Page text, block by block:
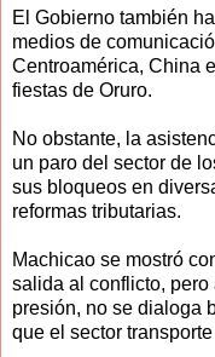
El Gobierno también
medios de
Centroamérica, China
fiestas de Oruro.
No obstante, la
un paro del sector de
sus bloqueos en
reformas tributarias.
Machicao se mostró
salida al conflicto,
presión, no se dialoga
que el sector